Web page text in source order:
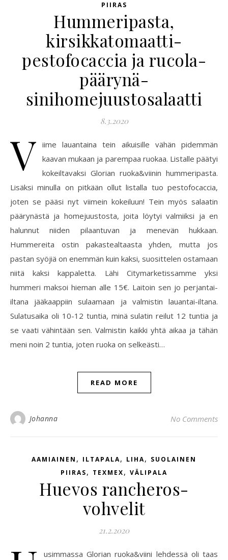
PIIRAS
Hummeripasta,
kirsikkatomaatti-
pestofocaccia ja rucola-
päärynä-
sinihomejuustosalaatti
8.3.2020
V iime lauantaina tein aikuisille vähän pidemmän
kaavan mukaan ja parempaa ruokaa. Listalle päätyi
kokeiltavaksi Glorian ruoka&viinin hummeripasta.
Lisäksi minulla on pitkään ollut listalla tuo pestofocaccia,
joten se pääsi nyt viimein kokeiluun! Tein myös salaatin
päärynästä ja homejuustosta, joita löytyi valmiiksi ja en
halunnut niiden pilaantuvan ja menevän hukkaan.
Hummereita ostin pakastealtaasta yhden, mutta jos
pastan syöjiä on enemmän kuin kaksi, suosittelen ostamaan
niitä kaksi kappaletta. Lähi Citymarketissamme yksi
hummeri maksoi hieman alle 15€. Laitoin sen jo perjantai-
iltana jääkaappiin sulaamaan ja valmistin lauantai-iltana.
Sulatusaika oli 10-12 tuntia, minä sulatin reilut 12 tuntia ja
se vaati vähintään sen. Valmistin kaikki yhtä aikaa ja tähän
meni noin 2 tuntia, joten ruoka on selkeästi…
READ MORE
Johanna No Comments
AAMIAINEN , ILTAPALA, LIHA, SUOLAINEN
PIIRAS, TEXMEX, VÄLIPALA
Huevos rancheros-
vohvelit
21.2.2020
usimmassa Glorian ruoka&viini lehdessä oli taas